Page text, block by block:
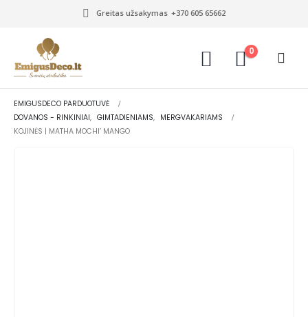
Greitas užsakymas +370 605 65662
0
EMIGUSDECO PARDUOTUVĖ
DOVANOS - RINKINIAI, GIMTADIENIAMS, MERGVAKARIAMS
KOJINĖS | MATHA MOCHI’ MANGO